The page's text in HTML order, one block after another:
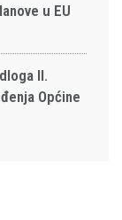
u EU
II.
Općine